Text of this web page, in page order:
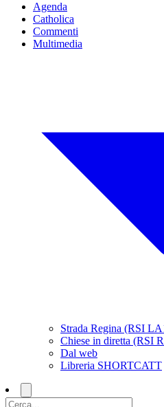
Agenda
Catholica
Commenti
Multimedia
Strada Regina (RSI
Chiese in diretta (RSI
Dal web
Libreria SHORTCATT